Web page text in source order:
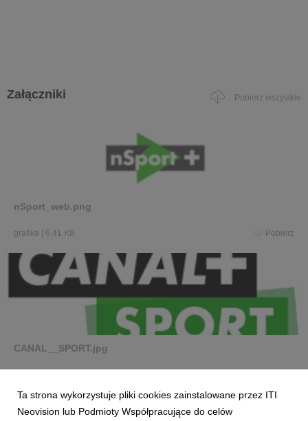
Załączniki Pobierz wszystkie
nSport_web.png
grafika 6,41 KB Pobierz
CANAL__SPORT.jpg
Ta strona wykorzystuje pliki cookies zainstalowane przez ITI
Neovision lub Podmioty Współpracujące do celów